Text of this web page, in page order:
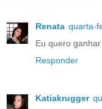
Renata quarta-
Eu quero ganhar
Responder
Katiakrugger